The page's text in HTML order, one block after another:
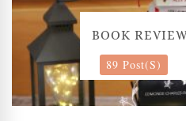
BOOK
89 Post(s)